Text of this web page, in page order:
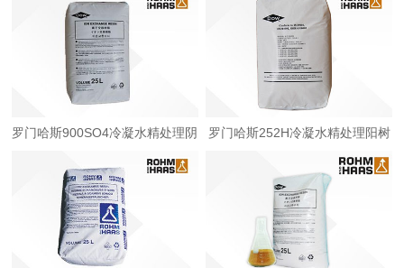
罗门哈斯900SO4冷凝水精处理阴
罗门哈斯252H冷凝水精处理阳树